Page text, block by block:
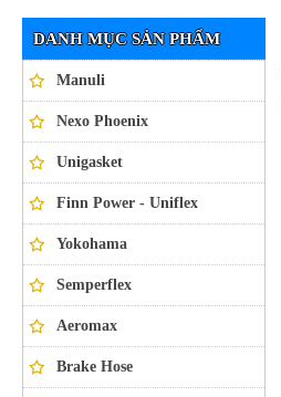
DANH MỤC SẢN PHẨM
Manuli
Nexo Phoenix
Unigasket
Finn Power - Uniflex
Yokohama
Semperflex
Aeromax
Brake Hose